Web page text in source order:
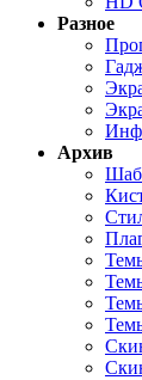
Разное
Архив